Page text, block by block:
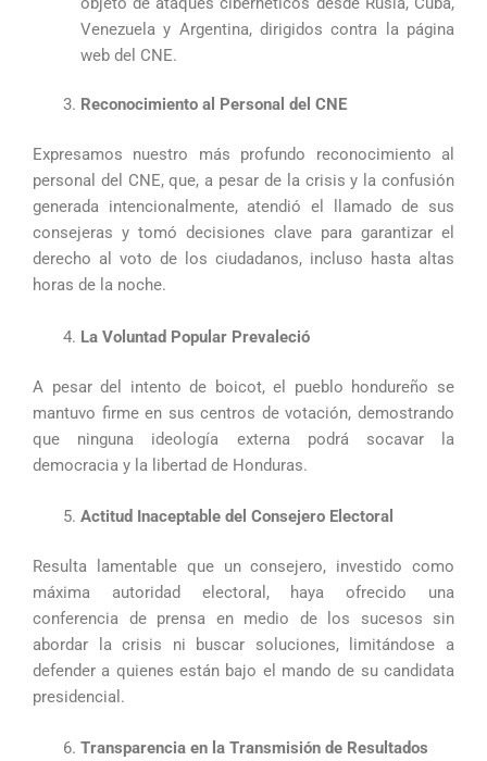
Venezuela y Argentina, dirigidos contra la página
web del CNE.
Reconocimiento al Personal del CNE
Expresamos nuestro más profundo reconocimiento al
personal del CNE, que, a pesar de la crisis y la confusión
generada intencionalmente, atendió el llamado de sus
consejeras y tomó decisiones clave para garantizar el
derecho al voto de los ciudadanos, incluso hasta altas
horas de la noche.
La Voluntad Popular Prevaleció
A pesar del intento de boicot, el pueblo hondureño se
mantuvo firme en sus centros de votación, demostrando
que ninguna ideología externa podrá socavar la
democracia y la libertad de Honduras.
Actitud Inaceptable del Consejero Electoral
Resulta lamentable que un consejero, investido como
máxima autoridad electoral, haya ofrecido una
conferencia de prensa en medio de los sucesos sin
abordar la crisis ni buscar soluciones, limitándose a
defender a quienes están bajo el mando de su candidata
presidencial.
Transparencia en la Transmisión de Resultados